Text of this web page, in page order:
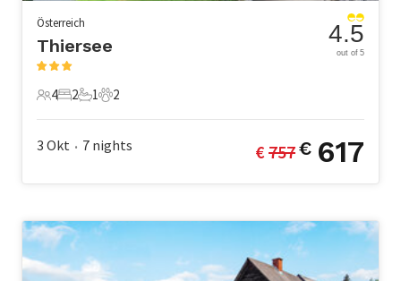
Österreich
Thiersee
4 Gäste
4
2 Schlafzimmer
2
1 Badezimmer
1
2 Haustiere
2
4.5
out of 5
3 Okt • 7 nights € 757€ 617